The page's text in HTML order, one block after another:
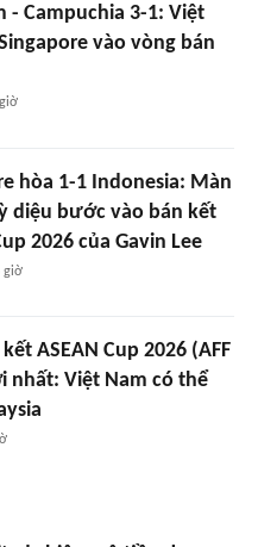
- Campuchia 3-1: Việt
vào vòng bán
hòa 1-1 Indonesia: Màn
diệu bước vào bán kết
2026 của Gavin Lee
giờ
ASEAN Cup 2026 (AFF
nhất: Việt Nam có thể